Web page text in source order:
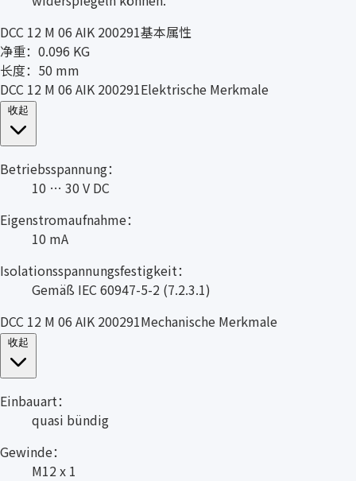
DCC 12 M 06 AIK 200291基本属性
净重：0.096 KG
长度：50 mm
DCC 12 M 06 AIK 200291Elektrische Merkmale
Betriebsspannung：
10 … 30 V DC
Eigenstromaufnahme：
10 mA
Isolationsspannungsfestigkeit：
Gemäß IEC 60947-5-2 (7.2.3.1)
DCC 12 M 06 AIK 200291Mechanische Merkmale
Einbauart：
quasi bündig
Gewinde：
M12 x 1